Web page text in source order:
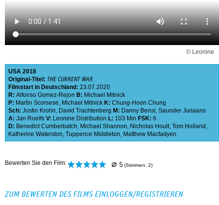
© Leonine
USA 2018
Original-Titel: THE CURRENT WAR
Filmstart in Deutschland: 23.07.2020
R: Alfonso Gomez-Rejon B: Michael Mitnick
P: Martin Scorsese, Michael Mitnick K: Chung-Hoon Chung
Sch: Justin Krohn, David Trachtenberg M: Danny Bensi, Saunder Juriaans
A: Jan Roelfs V: Leonine Distribution L: 103 Min FSK: 6
D: Benedict Cumberbatch, Michael Shannon, Nicholas Hoult, Tom Holland ,
Katherine Waterston, Tuppence Middleton, Matthew Macfadyen
Bewerten Sie den Film: ⌀ 5 (Stimmen: 2)
ZUM BEWERTEN DES FILMS EINLOGGEN/REGISTRIEREN